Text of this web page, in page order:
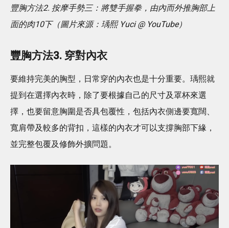
豐胸方法2. 按摩手勢三：將雙手握拳，由內而外推胸部上
面的肉10下（圖片來源：瑀熙 Yuci @ YouTube）
豐胸方法3. 穿對內衣
要維持完美的胸型，日常穿的內衣也是十分重要。瑀熙就
提到在選擇內衣時，除了要根據自己的尺寸及罩杯來選
擇，也要留意胸圍是否具包覆性，包括內衣側邊要寬闊、
寬肩帶及較多的背扣，這樣的內衣才可以支撐胸部下緣，
並完整包覆及修飾外擴問題。